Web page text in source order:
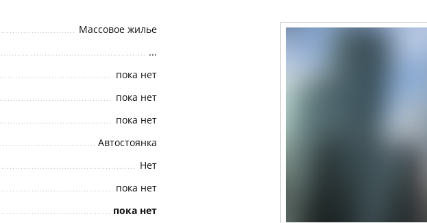
Массовое жилье
...
пока нет
пока нет
пока нет
Автостоянка
Нет
пока нет
пока нет